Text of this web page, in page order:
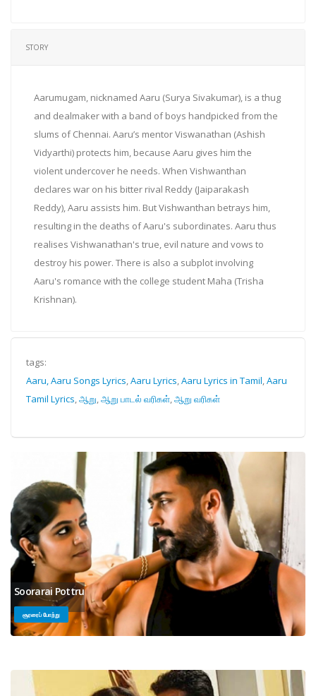
STORY
Aarumugam, nicknamed Aaru (Surya Sivakumar), is a thug
and dealmaker with a band of boys handpicked from the
slums of Chennai. Aaru’s mentor Viswanathan (Ashish
Vidyarthi) protects him, because Aaru gives him the
violent undercover he needs. When Vishwanthan
declares war on his bitter rival Reddy (Jaiparakash
Reddy), Aaru assists him. But Vishwanthan betrays him,
resulting in the deaths of Aaru's subordinates. Aaru thus
realises Vishwanathan's true, evil nature and vows to
destroy his power. There is also a subplot involving
Aaru's romance with the college student Maha (Trisha
Krishnan).
tags:
Aaru, Aaru Songs Lyrics,Aaru Lyrics,Aaru Lyrics in Tamil,Aaru
Tamil Lyrics,ஆறு,ஆறு பாடல் வரிகள்,ஆறு வரிகள்
Soorarai Pottru
சூரரைப் போற்று